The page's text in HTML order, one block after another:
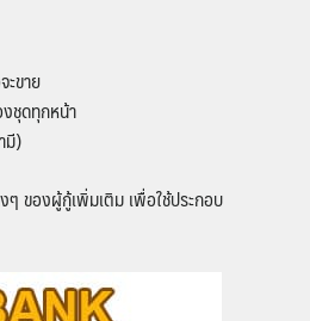
ขาย
ชุดทุกหน้า
มี)
ๆ ของผู้กู้เพิ่มเติม เพื่อใช้ประกอบ